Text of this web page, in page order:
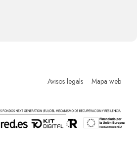
Avisos legals Mapa web